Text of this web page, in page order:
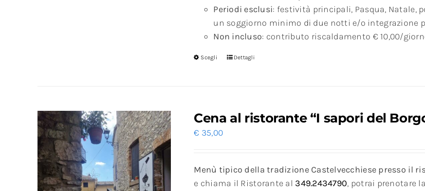
Periodi esclusi: festività principali, Pasqua, Natale,
un soggiorno minimo di due notti e/o integrazione
Non incluso: contributo riscaldamento € 10,00/
Scegli Dettagli
Cena al ristorante “I sapori del
€ 35,00
Menù tipico della tradizione Castelvecchiese presso il
e chiama il Ristorante al 349.2434790, potrai prenotare